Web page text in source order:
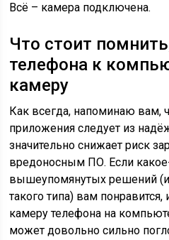
Всё – камера подключена.
Что стоит
телефона к
камеру
Как всегда, напоминаю вам,
приложения следует из
значительно снижает риск
вредоносным ПО. Если
вышеупомянутых решений
такого типа) вам
камеру телефона на
может довольно сильно